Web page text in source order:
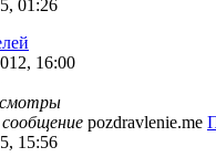
01:26
16:00
pozdravlenie.me
15:56